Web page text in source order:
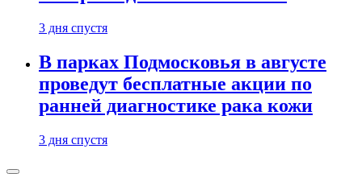
3 дня спустя
В парках Подмосковья в августе
проведут бесплатные акции по
ранней диагностике рака кожи
3 дня спустя